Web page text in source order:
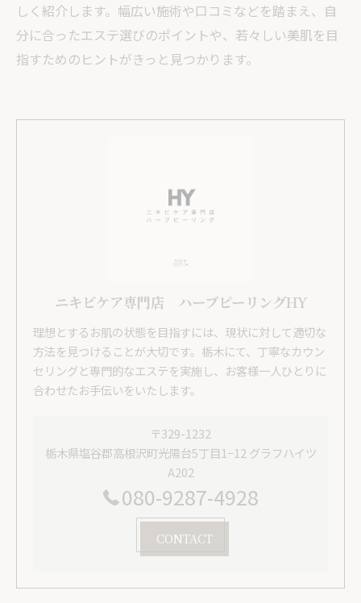
しく紹介します。幅広い施術や口コミなどを踏まえ、自
分に合ったエステ選びのポイントや、若々しい美肌を目
指すためのヒントがきっと見つかります。
ニキビケア専門店 ハーブピーリングHY
理想とするお肌の状態を目指すには、現状に対して適切な
方法を見つけることが大切です。栃木にて、丁寧なカウン
セリングと専門的なエステを実施し、お客様一人ひとりに
合わせたお手伝いをいたします。
〒329-1232
栃木県塩谷郡高根沢町光陽台5丁目1−12 グラフハイツ
A202
080-9287-4928
CONTACT